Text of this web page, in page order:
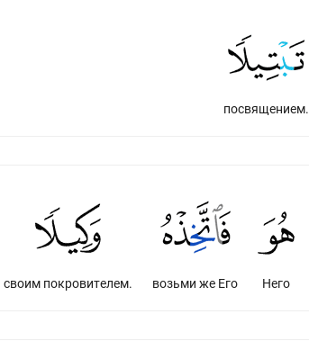
посвящением.
Него
возьми же Его
своим покровителем.